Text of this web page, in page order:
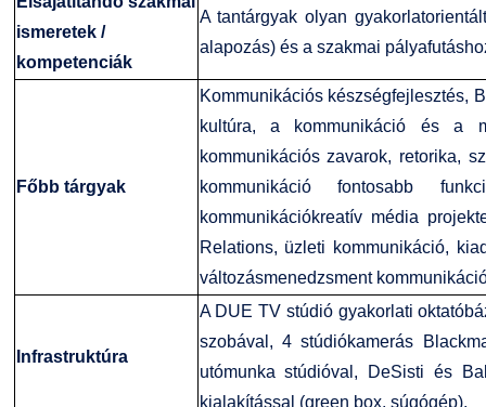
ismeretek /
kompetenciák
A tantárgyak olyan
alapozás) és a szakmai
Főbb tárgyak
Kommunikációs készségfejlesztés,
kultúra, a kommunikáció és a
kommunikációs zavarok, retorika,
kommunikáció fontosabb
kommunikációkreatív média
Relations, üzleti kommunikáció,
változásmenedzsment
Infrastruktúra
A DUE TV stúdió gyakorlati
szobával, 4 stúdiókamerás
utómunka stúdióval, DeSisti és
kialakítással (green box, súgógép).